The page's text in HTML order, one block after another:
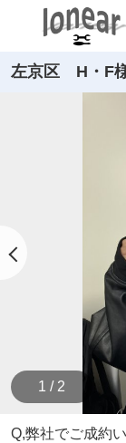
左京区 H・F
1 / 2
Q,弊社でご成約